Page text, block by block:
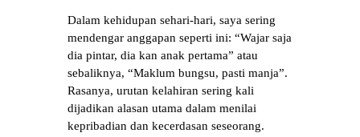
Dalam kehidupan sehari-hari, saya sering
mendengar anggapan seperti ini: “Wajar saja
dia pintar, dia kan anak pertama” atau
sebaliknya, “Maklum bungsu, pasti manja”.
Rasanya, urutan kelahiran sering kali
dijadikan alasan utama dalam menilai
kepribadian dan kecerdasan seseorang.